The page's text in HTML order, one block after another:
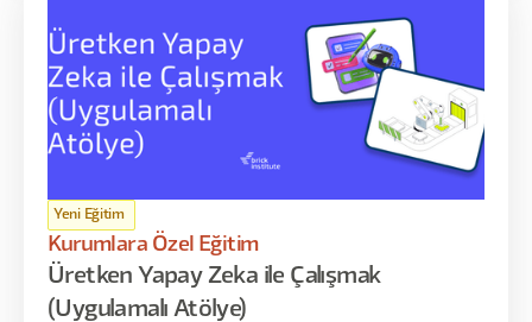
Yeni Eğitim
Kurumlara Özel Eğitim
Üretken Yapay Zeka ile Çalışmak
(Uygulamalı Atölye)